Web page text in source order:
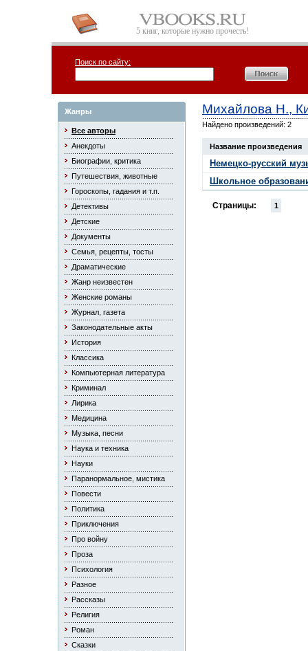
5 книг, которые нужно прочесть!
Поиск по сайту:
Жанры
Все авторы
Анекдоты
Биографии, критика
Путешествия, животные
Гороскопы, гадания и т.п.
Детективы
Детские
Документы
Семья, рецепты, тосты
Драматические
Жанр неизвестен
Женские романы
Журнал, газета
Законодательные акты
История
Классика
Компьютерная литература
Криминал
Лирика
Медицина
Музыка, песни
Наука и техника
Науки
Паранормальное, мистика
Повести
Политика
Приключения
Про войну
Проза
Психология
Разное
Рассказы
Религия
Роман
Сказки
Михайлова Н.,
Найдено произведений: 2
Название произведения
Немецко-русский
Школьное
Страницы: 1